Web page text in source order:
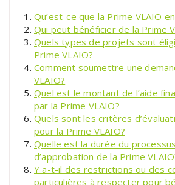
Qu’est-ce que la Prime VLAIO
Qui peut bénéficier de la Prime
Quels types de projets sont
Prime VLAIO?
Comment soumettre une
VLAIO?
Quel est le montant de l’aide
par la Prime VLAIO?
Quels sont les critères
pour la Prime VLAIO?
Quelle est la durée du
d’approbation de la Prime
Y a-t-il des restrictions ou des
particulières à respecter pour